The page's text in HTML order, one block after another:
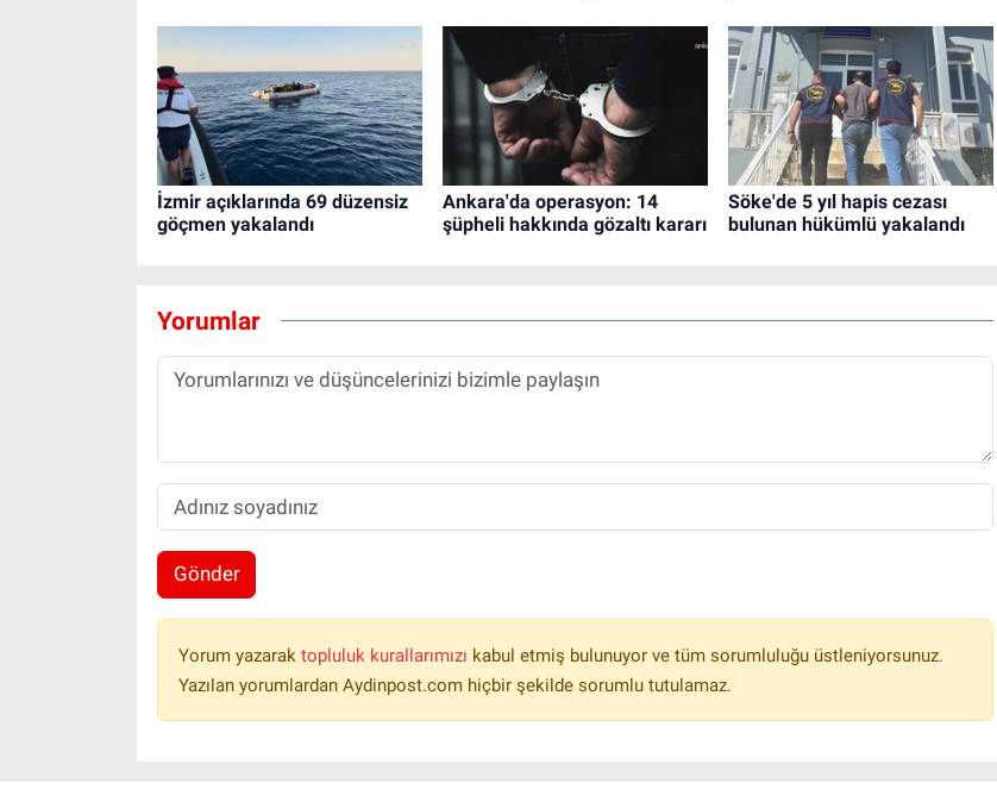
İzmir açıklarında 69 düzensiz
göçmen yakalandı
Ankara'da operasyon: 14
şüpheli hakkında gözaltı kararı
Söke'de 5 yıl hapis cezası
bulunan hükümlü yakalandı
Yorumlar
Gönder
Yorum yazarak topluluk kurallarımızı kabul etmiş bulunuyor ve tüm sorumluluğu üstleniyorsunuz.
Yazılan yorumlardan Aydinpost.com hiçbir şekilde sorumlu tutulamaz.